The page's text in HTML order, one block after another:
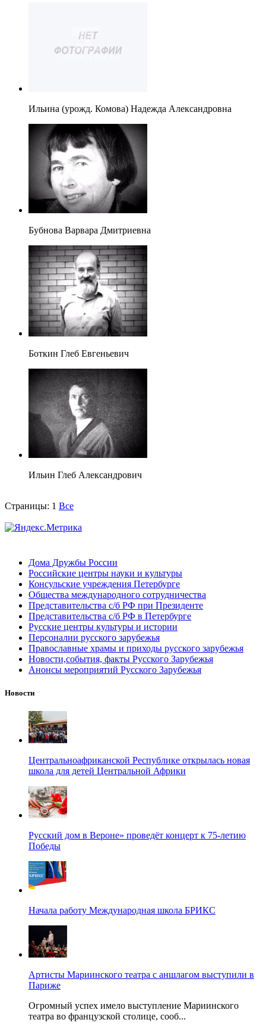
Ильина (урожд. Комова) Надежда Александровна
Бубнова Варвара Дмитриевна
Боткин Глеб Евгеньевич
Ильин Глеб Александрович
Страницы: 1 Все
Дома Дружбы России
Российские центры науки и культуры
Консульские учреждения Петербурге
Общества международного сотрудничества
Представительства с/б РФ при Президенте
Представительства с/б РФ в Петербурге
Русские центры культуры и истории
Персоналии русского зарубежья
Православные храмы и приходы русского зарубежья
Новости,события, факты Русского Зарубежья
Анонсы мероприятий Русского Зарубежья
Новости
Центральноафриканской Республике открылась новая
школа для детей Центральной Африки
Русский дом в Вероне» проведёт концерт к 75-летию
Победы
Начала работу Международная школа БРИКС
Артисты Мариинского театра с аншлагом выступили в
Париже
Огромный успех имело выступление Мариинского
театра во французской столице, сооб...